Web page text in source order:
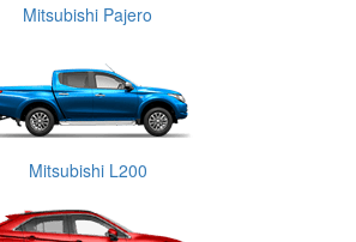
Mitsubishi Pajero
Mitsubishi L200